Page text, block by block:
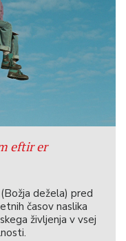
eftir er
dežela) pred
časov naslika
življenja v vsej